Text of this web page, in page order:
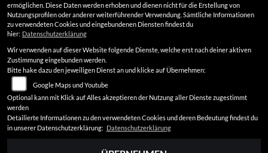
RECHTLICHES
AGB
Impressum
Datenschutz
Disclaimer
Barrierefreiheit
ermöglichen. Diese Daten werden erhoben und dienen nicht für die Erstellung von
Nutzungsprofilen oder anderer weiterführender Verwendung. Sämtliche Informationen
zu verwendeten Cookies und eingebundenen Diensten findest du
hier: Datenschutzerklärung
Wir verwenden auf dieser Website folgende Dienste, welche erst nach deiner aktiven
Zustimmung eingebunden werden.
Bitte hake dazu den jeweiligen Dienst an und klicke auf Übernehmen:
Google Maps und Youtube
Optional kann mit Klick auf Alles akzeptieren der Nutzung aller Dienste zugestimmt
werden
Detailierte Informationen zu den verwendeten Cookies und deren Bedeutung findest du
in unserer Datenschutzerklärung: Datenschutzerklärung